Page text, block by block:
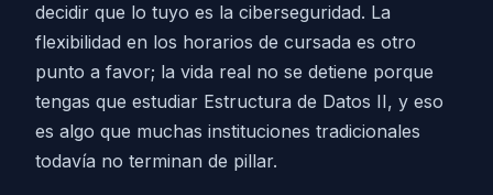
decidir que lo tuyo es la ciberseguridad. La
flexibilidad en los horarios de cursada es otro
punto a favor; la vida real no se detiene porque
tengas que estudiar Estructura de Datos II, y eso
es algo que muchas instituciones tradicionales
todavía no terminan de pillar.